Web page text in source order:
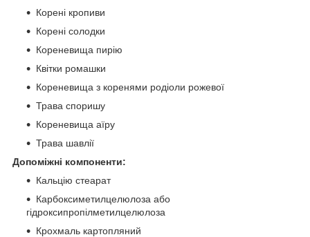
Корені кропиви
Корені солодки
Кореневища пирію
Квітки ромашки
Кореневища з коренями родіоли рожевої
Трава споришу
Кореневища аїру
Трава шавлії
Допоміжні компоненти:
Кальцію стеарат
Карбоксиметилцелюлоза або
гідроксипропілметилцелюлоза
Крохмаль картопляний